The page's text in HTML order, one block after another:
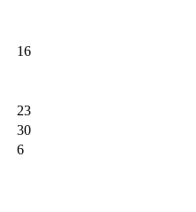
16
23
30
6